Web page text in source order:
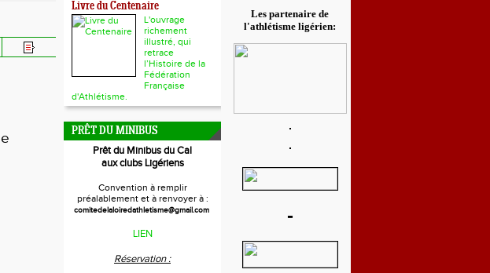
Livre du Centenaire
L'ouvrage
richement
illustré, qui
retrace
l’Histoire de la
Fédération
Française
d'Athlétisme.
PRÊT DU MINIBUS
Prêt du Minibus du Cal
aux clubs Ligériens
Convention à remplir
préalablement et à renvoyer à :
comitedelaloiredathletisme@gmail.com
LIEN
Réservation :
Les partenaire de
l'athlétisme ligérien:
-